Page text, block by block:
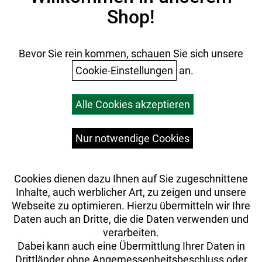
Ihr Einkauf
Versandkosten
Shop!
Bevor Sie rein kommen, schauen Sie sich unsere
Cookie-Einstellungen an.
Alle Cookies akzeptieren
Nur notwendige Cookies
Cookies dienen dazu Ihnen auf Sie zugeschnittene
Inhalte, auch werblicher Art, zu zeigen und unsere
Webseite zu optimieren. Hierzu übermitteln wir Ihre
Daten auch an Dritte, die die Daten verwenden und
verarbeiten.
Dabei kann auch eine Übermittlung Ihrer Daten in
Drittländer ohne Angemessenheitsbeschluss oder